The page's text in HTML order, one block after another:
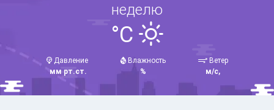
неделю
°C
Давление
мм рт.ст.
Влажность
%
Ветер
м/с,